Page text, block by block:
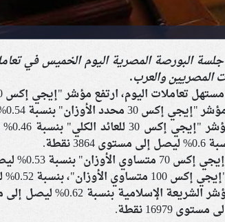
البورصة المصرية اليوم الخميس في
المصريين والعرب.
اليوم، ارتفع مؤشر "إيجي إكس 30" بنسبة 0.45% ليصل إلى 35131 نقطة,
الأوزان" بنسبة 0.54% ليصل إلى مستوى 43001 نقطة.
بنسبة 0.53% ليصل إلى مستوى 10668 نقطة.
بنسبة 0.52% ليصل إلى مستوى 14139 نقطة.
16979 نقطة.